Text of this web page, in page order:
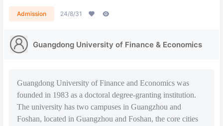
Admission 24/8/31
Guangdong University of Finance & Economics
Guangdong University of Finance and Economics was
founded in 1983 as a doctoral degree-granting institution.
The university has two campuses in Guangzhou and
Foshan, located in Guangzhou and Foshan, the core cities